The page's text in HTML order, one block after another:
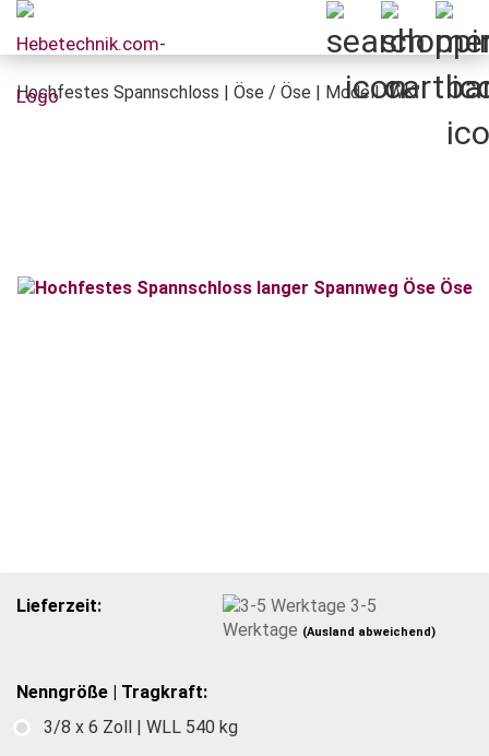
Hochfestes Spannschloss | Öse / Öse | Modell "WK"
Lieferzeit:
3-5
Werktage (Ausland abweichend)
Nenngröße | Tragkraft:
3/8 x 6 Zoll | WLL 540 kg